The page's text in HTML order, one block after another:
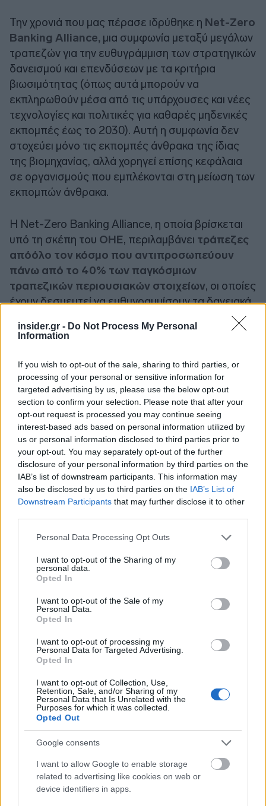
insider.gr - Do Not Process My Personal
Information
If you wish to opt-out of the sale, sharing to third parties, or
processing of your personal or sensitive information for
targeted advertising by us, please use the below opt-out
section to confirm your selection. Please note that after your
opt-out request is processed you may continue seeing
interest-based ads based on personal information utilized by
us or personal information disclosed to third parties prior to
your opt-out. You may separately opt-out of the further
disclosure of your personal information by third parties on the
IAB’s list of downstream participants. This information may
also be disclosed by us to third parties on the IAB’s List of
Downstream Participants that may further disclose it to other
Please note that this website/app uses one or more Google
not limited to your visit or usage behaviour. You may click to
grant or deny consent to Google and its third-party tags to
use your data for below specified purposes in below Google
consent section.
Personal Data Processing Opt Outs
I want to opt-out of the Sharing of my
personal data.
Opted In
I want to opt-out of the Sale of my
Personal Data.
Opted In
I want to opt-out of processing my
Personal Data for Targeted Advertising.
Opted In
I want to opt-out of Collection, Use,
Retention, Sale, and/or Sharing of my
Personal Data that Is Unrelated with the
Purposes for which it was collected.
Opted Out
Google consents
I want to allow Google to enable storage
related to advertising like cookies on web or
device identifiers in apps.
Την χρονιά που μας πέρασε ιδρύθηκε η Net-Zero
Banking Alliance, μια συμφωνία μεταξύ μεγάλων
τραπεζών για την ευθυγράμμιση των στρατηγικών
δανεισμού και επενδύσεων με τα κριτήρια
βιωσιμότητας (όπως αυτά μπορούν να
εκπληρωθούν μέσα από τις υπάρχουσες και νέες
τεχνολογίες και πολιτικές για καθαρές μηδενικές
εκπομπές έως το 2030). Αυτή η συμφωνία δεν
στοχεύει μόνο τις εκπομπές άνθρακα της ίδιας
της βιομηχανίας, αλλά χορηγεί επίσης κεφάλαια
σε οργανισμούς που εμπλέκονται στη μείωση των
εκπομπών άνθρακα.
Η Net-Zero Banking Alliance, η οποία βρίσκεται
υπό τη σκέπη του ΟΗΕ, περιλαμβάνει τράπεζες
απόόλο τον κόσμο που αντιπροσωπεύουν
πάνω από το 40% των παγκόσμιων
τραπεζικών περιουσιακών στοιχείων, οι οποίες
έχουν δεσμευτεί να ευθυγραμμίσουν τα δανειακά
και επενδυτικά τους χαρτοφυλάκια με καθαρές
μηδενικές εκπομπές έως το 2050. Συνδυάζοντας
τράπεζες δεσμεύονται να θέτουνέναν
ενδιάμεσο στόχο για το 2030 ή νωρίτερα,
χρησιμοποιώντας ισχυρές, επιστημονικές
κατευθυντήριες γραμμές.
Σύμφωνα με όσα αναφέρει η Συμμαχία, στόχος
είναι να ενισχύσει, να επιταχύνει και να
υποστηρίξει την εφαρμογή στρατηγικών
απαλλαγής από τις ανθρακούχες εκπομπές,
παρέχοντας ένα διεθνώς συνεκτικό πλαίσιο και
κατευθυντήριες γραμμές.